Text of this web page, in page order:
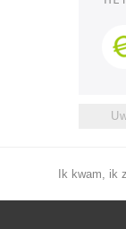
Ik kwam, ik